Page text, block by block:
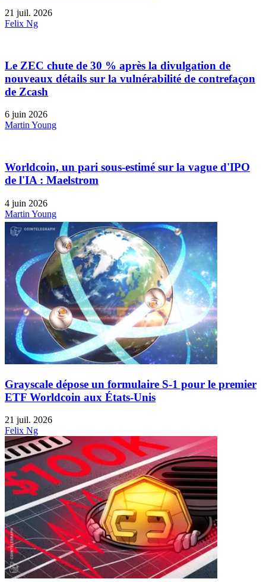
21 juil. 2026
Felix Ng
Le ZEC chute de 30 % après la divulgation de
nouveaux détails sur la vulnérabilité de contrefaçon
de Zcash
6 juin 2026
Martin Young
Worldcoin, un pari sous-estimé sur la vague d'IPO
de l'IA : Maelstrom
4 juin 2026
Martin Young
Grayscale dépose un formulaire S-1 pour le premier
ETF Worldcoin aux États-Unis
21 juil. 2026
Felix Ng